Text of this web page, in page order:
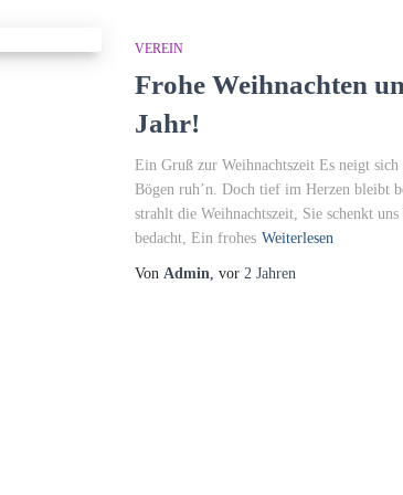
VEREIN
Frohe Weihnachten
Jahr!
Ein Gruß zur Weihnachtszeit Es neigt
Bögen ruh’n. Doch tief im Herzen bleibt
strahlt die Weihnachtszeit, Sie schenkt
bedacht, Ein frohes Weiterlesen
Von Admin, vor 2 Jahren